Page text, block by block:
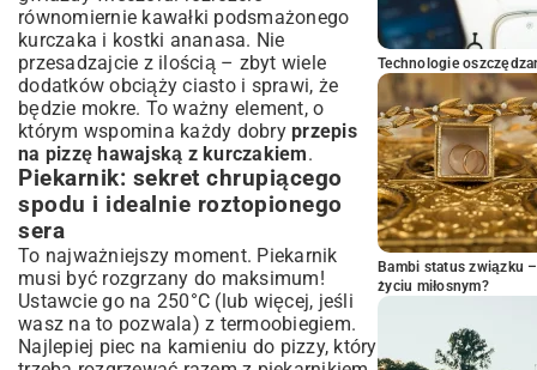
równomiernie kawałki podsmażonego
kurczaka i kostki ananasa. Nie
przesadzajcie z ilością – zbyt wiele
dodatków obciąży ciasto i sprawi, że
będzie mokre. To ważny element, o
którym wspomina każdy dobry przepis
na pizzę hawajską z kurczakiem.
Piekarnik: sekret chrupiącego
spodu i idealnie roztopionego
sera
To najważniejszy moment. Piekarnik
musi być rozgrzany do maksimum!
Ustawcie go na 250°C (lub więcej, jeśli
wasz na to pozwala) z termoobiegiem.
Najlepiej piec na kamieniu do pizzy, który
Technologie
Bambi status związku
życiu miłosnym?